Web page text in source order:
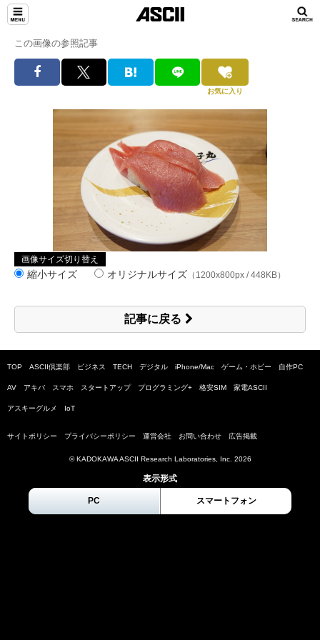
この画像の参照記事
お気に入り
画像サイズ切り替え
縮小サイズ オリジナルサイズ （1200x800px / 448KB）
記事に戻る
TOP ASCII倶楽部 ビジネス TECH デジタル iPhone/Mac ゲーム・ホビー 自作PC
AV アキバ スマホ スタートアップ プログラミング+ 格安SIM 家電ASCII
アスキーグルメ IoT
サイトポリシー プライバシーポリシー 運営会社 お問い合わせ 広告掲載
© KADOKAWA ASCII Research Laboratories, Inc. 2026
表示形式
PC スマートフォン